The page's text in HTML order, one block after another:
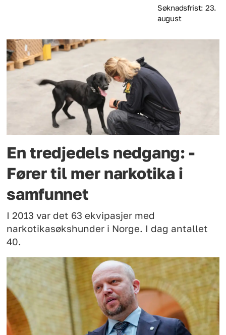
Søknadsfrist: 23.
august
En tredjedels nedgang: -
Fører til mer narkotika i
samfunnet
I 2013 var det 63 ekvipasjer med
narkotikasøkshunder i Norge. I dag antallet
40.